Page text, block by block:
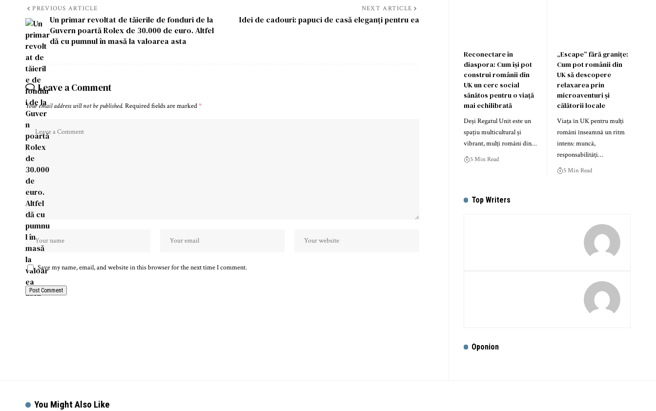
PREVIOUS ARTICLE
Un primar revoltat de tăierile de fonduri de la
Guvern poartă Rolex de 30.000 de euro. Altfel
dă cu pumnul în masă la valoarea asta
NEXT ARTICLE
Idei de cadouri: papuci de casă eleganți pentru ea
Leave a Comment
Your email address will not be published. Required fields are marked*
Save my name, email, and website in this browser for the next time I comment.
Reconectare în
diaspora: Cum își pot
construi românii din
UK un cerc social
sănătos pentru o viață
mai echilibrată
Deși Regatul Unit este un
spațiu multicultural și
vibrant, mulți români din…
5 Min Read
„Escape” fără granițe:
Cum pot românii din
UK să descopere
relaxarea prin
microaventuri și
călătorii locale
Viața în UK pentru mulți
români înseamnă un ritm
intens: muncă,
responsabilități…
5 Min Read
Top Writers
Oponion
You Might Also Like